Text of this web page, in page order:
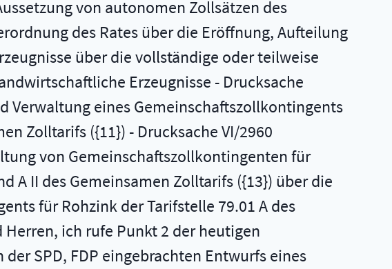
von autonomen Zollsätzen des
des Rates über die Eröffnung, Aufteilung
über die vollständige oder teilweise
Erzeugnisse - Drucksache
Verwaltung eines Gemeinschaftszollkontingents
Zolltarifs ({11}) - Drucksache VI/2960
von Gemeinschaftszollkontingenten für
A II des Gemeinsamen Zolltarifs ({13}) über die
für Rohzink der Tarifstelle 79.01 A des
Herren, ich rufe Punkt 2 der heutigen
SPD, FDP eingebrachten Entwurfs eines